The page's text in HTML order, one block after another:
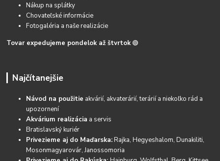
Nákup na splátky
Chovateľské informácie
Fotogaléria a naše realizácie
Tovar expedujeme pondelok až štvrtok 🟢
Najčítanejšie
Návod na použitie akvárií, akvaterárií, terárií a niekoľko rád a
upozornení
Akvárium realizácia a servis
Bratislavský kuriér
Privezieme aj do Maďarska:Rajka, Hegyeshalom, Dunakiliti,
Mosonmagyarovár, Janossomoria